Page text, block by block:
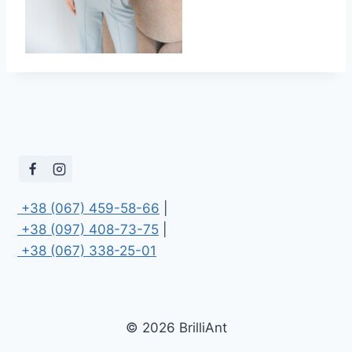
+38 (067) 459-58-66
+38 (097) 408-73-75
+38 (067) 338-25-01
© 2026 BrilliAnt